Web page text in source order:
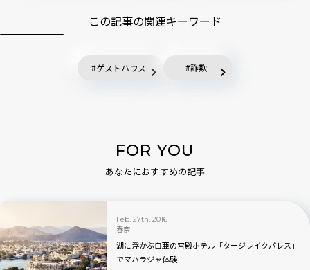
この記事の関連キーワード
ゲストハウス 詐欺
FOR YOU
あなたにおすすめの記事
Feb. 27th, 2016
春奈
湖に浮かぶ白亜の宮殿ホテル「タージレイクパレス」
でマハラジャ体験